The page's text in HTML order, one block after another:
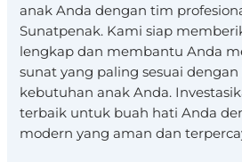
anak Anda dengan tim
Sunatpenak. Kami siap
lengkap dan membantu Anda
sunat yang paling sesuai
kebutuhan anak Anda.
terbaik untuk buah hati Anda
modern yang aman dan